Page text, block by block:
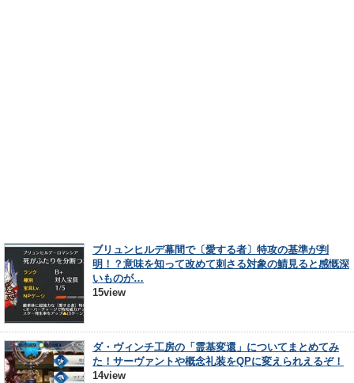
ブリュンヒルデ幕間で〔愛する者〕特攻の基準が判
明！？意味を知って改めて刺さる対象の鯖見ると感慨深
いものが…
15view
ダ・ヴィンチ工房の「霊基変還」についてまとめてみ
た！サーヴァントや概念礼装をQPに変えられえるぞ！
14view